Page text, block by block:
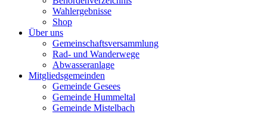
Wahlergebnisse
Shop
Über uns
Gemeinschaftsversammlung
Rad- und Wanderwege
Abwasseranlage
Mitgliedsgemeinden
Gemeinde Gesees
Gemeinde Hummeltal
Gemeinde Mistelbach